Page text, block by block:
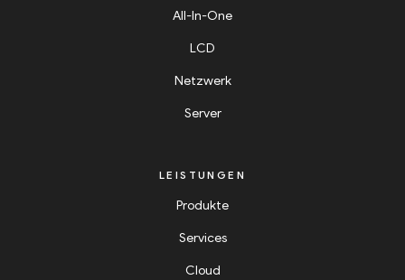
All-In-One
LCD
Netzwerk
Server
LEISTUNGEN
Produkte
Services
Cloud